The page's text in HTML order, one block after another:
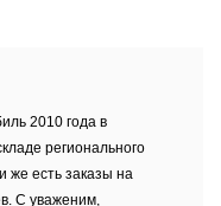
2010 года в
регионального
же есть заказы на
С уваженим,